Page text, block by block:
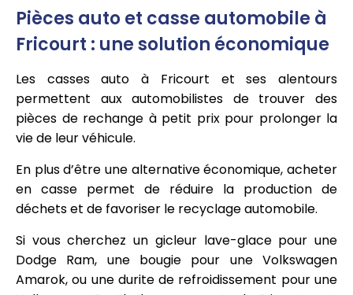
Pièces auto et casse automobile à
Fricourt : une solution économique
Les casses auto à Fricourt et ses alentours
permettent aux automobilistes de trouver des
pièces de rechange à petit prix pour prolonger la
vie de leur véhicule.
En plus d’être une alternative économique, acheter
en casse permet de réduire la production de
déchets et de favoriser le recyclage automobile.
Si vous cherchez un gicleur lave-glace pour une
Dodge Ram, une bougie pour une Volkswagen
Amarok, ou une durite de refroidissement pour une